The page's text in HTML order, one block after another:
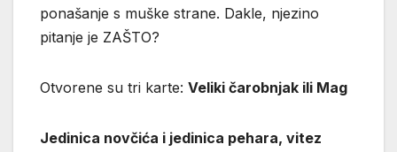
ponašanje s muške strane. Dakle, njezino
pitanje je ZAŠTO?
Otvorene su tri karte: Veliki čarobnjak ili Mag
Jedinica novčića i jedinica pehara, vitez